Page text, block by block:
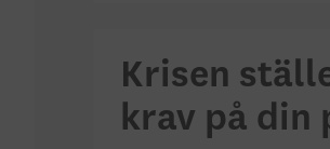
Krisen
krav på din